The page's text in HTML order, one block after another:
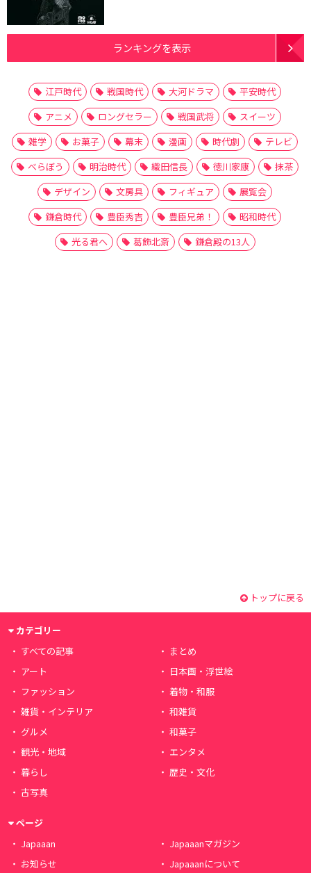
ランキングを表示
江戸時代 戦国時代 大河ドラマ
平安時代
アニメ
ロングセラー 戦国武将
スイーツ
雑学
お菓子 幕末 漫画 時代劇
テレビ
べらぼう
明治時代 織田信長 徳川家康
抹茶
デザイン
文房具 フィギュア
展覧会
鎌倉時代
豊臣秀吉 豊臣兄弟！
昭和時代
光る君へ
葛飾北斎 鎌倉殿の13人
トップに戻る
カテゴリー
すべての記事
まとめ
アート
日本画・浮世絵
ファッション
着物・和服
雑貨・インテリア
和雑貨
グルメ
和菓子
観光・地域
エンタメ
暮らし
歴史・文化
古写真
ページ
Japaaan
Japaaanマガジン
お知らせ
Japaaanについて